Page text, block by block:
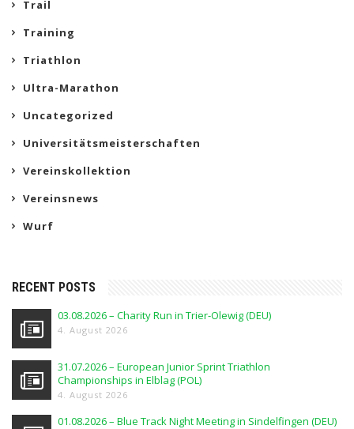
Trail
Training
Triathlon
Ultra-Marathon
Uncategorized
Universitätsmeisterschaften
Vereinskollektion
Vereinsnews
Wurf
RECENT POSTS
03.08.2026 – Charity Run in Trier-Olewig (DEU)
4. August 2026
31.07.2026 – European Junior Sprint Triathlon
Championships in Elblag (POL)
4. August 2026
01.08.2026 – Blue Track Night Meeting in Sindelfingen (DEU)